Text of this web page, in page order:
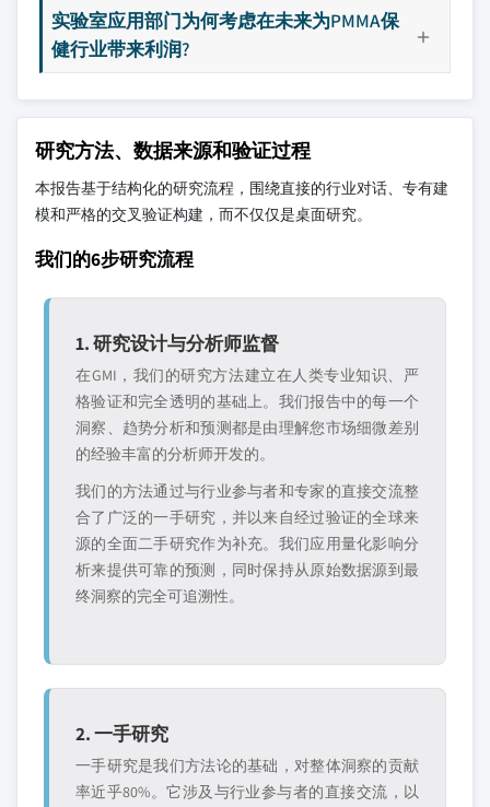
实验室应用部门为何考虑在未来为PMMA保
健行业带来利润?
研究方法、数据来源和验证过程
本报告基于结构化的研究流程，围绕直接的行业对话、专有建
模和严格的交叉验证构建，而不仅仅是桌面研究。
我们的6步研究流程
1. 研究设计与分析师监督
在GMI，我们的研究方法建立在人类专业知识、严
格验证和完全透明的基础上。我们报告中的每一个
洞察、趋势分析和预测都是由理解您市场细微差别
的经验丰富的分析师开发的。
我们的方法通过与行业参与者和专家的直接交流整
合了广泛的一手研究，并以来自经过验证的全球来
源的全面二手研究作为补充。我们应用量化影响分
析来提供可靠的预测，同时保持从原始数据源到最
终洞察的完全可追溯性。
2. 一手研究
一手研究是我们方法论的基础，对整体洞察的贡献
率近乎80%。它涉及与行业参与者的直接交流，以